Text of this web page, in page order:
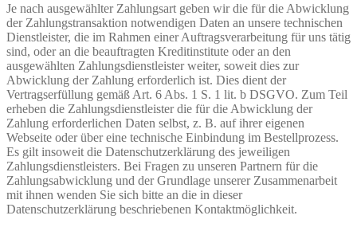
Je nach ausgewählter Zahlungsart geben wir die für die Abwicklung
der Zahlungstransaktion notwendigen Daten an unsere technischen
Dienstleister, die im Rahmen einer Auftragsverarbeitung für uns tätig
sind, oder an die beauftragten Kreditinstitute oder an den
ausgewählten Zahlungsdienstleister weiter, soweit dies zur
Abwicklung der Zahlung erforderlich ist. Dies dient der
Vertragserfüllung gemäß Art. 6 Abs. 1 S. 1 lit. b DSGVO. Zum Teil
erheben die Zahlungsdienstleister die für die Abwicklung der
Zahlung erforderlichen Daten selbst, z. B. auf ihrer eigenen
Webseite oder über eine technische Einbindung im Bestellprozess.
Es gilt insoweit die Datenschutzerklärung des jeweiligen
Zahlungsdienstleisters. Bei Fragen zu unseren Partnern für die
Zahlungsabwicklung und der Grundlage unserer Zusammenarbeit
mit ihnen wenden Sie sich bitte an die in dieser
Datenschutzerklärung beschriebenen Kontaktmöglichkeit.